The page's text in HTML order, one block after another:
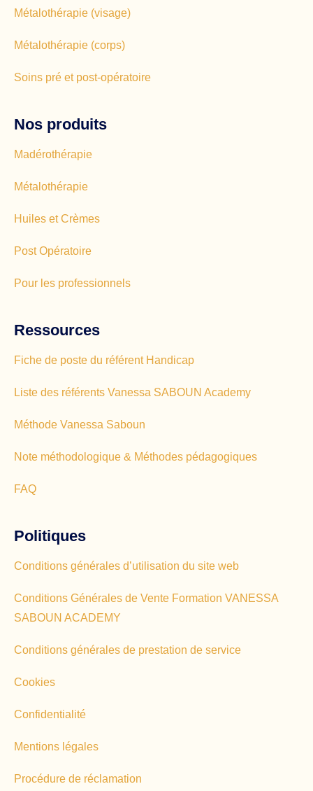
Métalothérapie (visage)
Métalothérapie (corps)
Soins pré et post-opératoire
Nos produits
Madérothérapie
Métalothérapie
Huiles et Crèmes
Post Opératoire
Pour les professionnels
Ressources
Fiche de poste du référent Handicap
Liste des référents Vanessa SABOUN Academy
Méthode Vanessa Saboun
Note méthodologique & Méthodes pédagogiques
FAQ
Politiques
Conditions générales d’utilisation du site web
Conditions Générales de Vente Formation VANESSA
SABOUN ACADEMY
Conditions générales de prestation de service
Cookies
Confidentialité
Mentions légales
Procédure de réclamation